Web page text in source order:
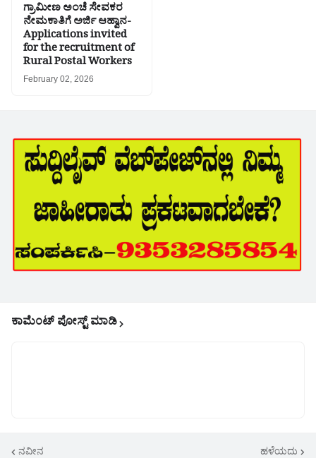
ಗ್ರಾಮೀಣ ಅಂಚೆ ಸೇವಕರ
ನೇಮಕಾತಿಗೆ ಅರ್ಜಿ ಆಹ್ವಾನ-
Applications invited
for the recruitment of
Rural Postal Workers
February 02, 2026
ಕಾಮೆಂಟ್‌‌ ಪೋಸ್ಟ್‌ ಮಾಡಿ
ನವೀನ ಹಳೆಯದು